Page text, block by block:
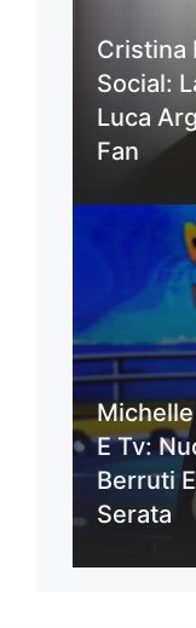
Cristina
Social:
Luca
Fan
E Tv:
Berruti
Serata